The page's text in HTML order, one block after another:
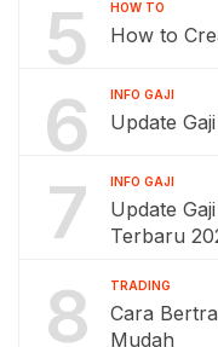
5 HOW TO
How to
6 INFO GAJI
Update
7 INFO GAJI
Update
Terbaru
8 TRADING
Cara
Mudah